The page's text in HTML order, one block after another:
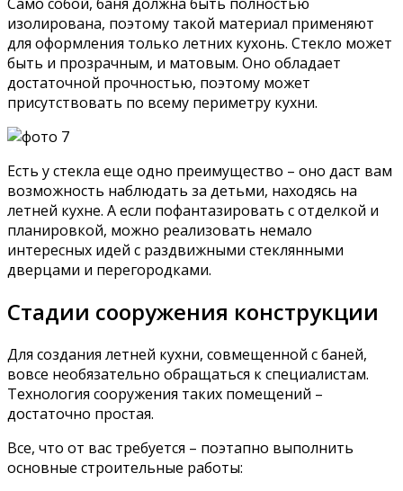
изолирована, поэтому такой материал применяют
для оформления только летних кухонь. Стекло может
быть и прозрачным, и матовым. Оно обладает
достаточной прочностью, поэтому может
присутствовать по всему периметру кухни.
Есть у стекла еще одно преимущество – оно даст вам
возможность наблюдать за детьми, находясь на
летней кухне. А если пофантазировать с отделкой и
планировкой, можно реализовать немало
интересных идей с раздвижными стеклянными
дверцами и перегородками.
Стадии сооружения конструкции
Для создания летней кухни, совмещенной с баней,
вовсе необязательно обращаться к специалистам.
Технология сооружения таких помещений –
достаточно простая.
Все, что от вас требуется – поэтапно выполнить
основные строительные работы: